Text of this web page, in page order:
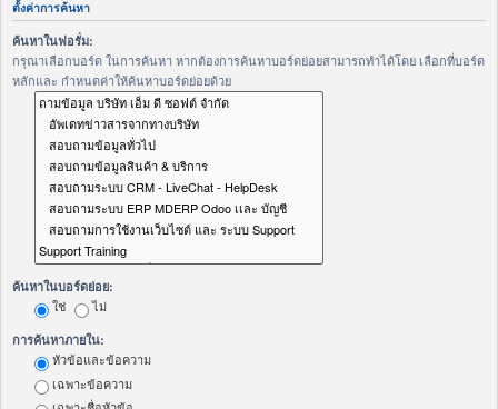
ตั้งค่าการค้นหา
ค้นหาในฟอรั่ม:
กรุณาเลือกบอร์ด ในการค้นหา หากต้องการค้นหาบอร์ดย่อยสามารถทำได้โดย เลือกที่บอร์ด
หลักและ กำหนดค่าให้ค้นหาบอร์ดย่อยด้วย
ค้นหาในบอร์ดย่อย:
ใช่ ไม่
การค้นหาภายใน:
หัวข้อและข้อความ
เฉพาะข้อความ